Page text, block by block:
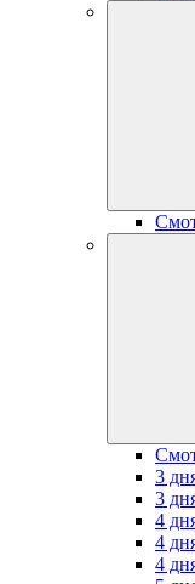
3
3
4
4
4